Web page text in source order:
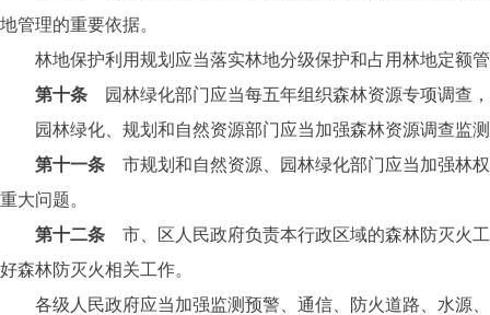
地管理的重要依据。
林地保护利用规划应当落实林地分级保护和占用林地定额管
第十条
园林绿化部门应当每五年组织森林资源专项调查
园林绿化、规划和自然资源部门应当加强森林资源调查监
第十一条 市规划和自然资源、园林绿化部门应当加强林
重大问题。
第十二条 市、区人民政府负责本行政区域的森林防灭火
好森林防灭火相关工作。
各级人民政府应当加强监测预警、通信、防火道路、水源、